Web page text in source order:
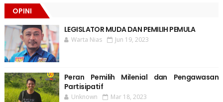
OPINI
LEGISLATOR MUDA DAN PEMILIH PEMULA
Warta Nias Jun 19, 2023
Peran Pemilih Milenial dan Pengawasan
Partisipatif
Unknown Mar 18, 2023